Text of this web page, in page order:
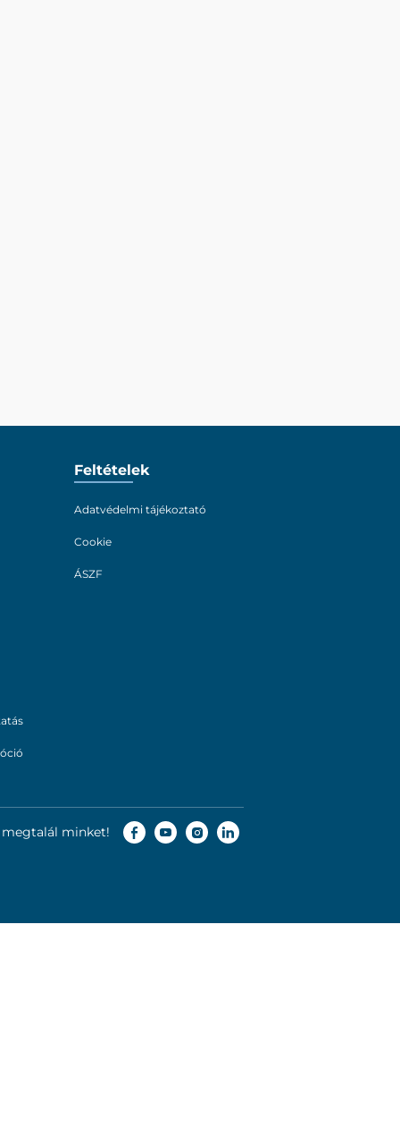
Feltételek
Adatvédelmi tájékoztató
Cookie
ÁSZF
minket!